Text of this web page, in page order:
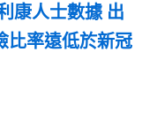
康人士數據 出
比率遠低於新冠